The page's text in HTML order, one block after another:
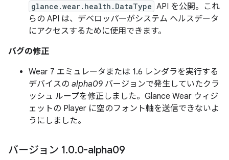
glance.wear.health.DataType API を公開。これ
らの API は、デベロッパーがシステム ヘルスデータ
にアクセスするために使用できます。
バグの修正
Wear 7 エミュレータまたは 1.6 レンダラを実行する
デバイスの alpha09 バージョンで発生していたクラ
ッシュ ループを修正しました。Glance Wear ウィジ
ェットの Player に空のフォント軸を送信できないよ
うにしました。
バージョン 1.0.0-alpha09